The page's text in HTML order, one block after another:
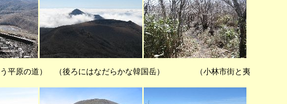
う平原の道） （後ろにはなだらかな韓国岳） （小林市街と夷